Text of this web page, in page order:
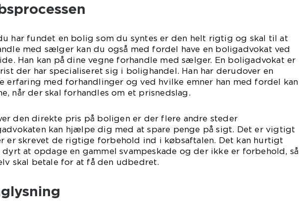
har fundet en bolig som du syntes er den helt rigtig og skal til at
med sælger kan du også med fordel have en boligadvokat ved
Han kan på dine vegne forhandle med sælger. En boligadvokat er
der har specialiseret sig i bolighandel. Han har derudover en
erfaring med forhandlinger og ved hvilke emner han med fordel kan
når der skal forhandles om et prisnedslag.
den direkte pris på boligen er der flere andre steder
kan hjælpe dig med at spare penge på sigt. Det er vigtigt
er skrevet de rigtige forbehold ind i købsaftalen. Det kan hurtigt
dyrt at opdage en gammel svampeskade og der ikke er forbehold, så
skal betale for at få den udbedret.